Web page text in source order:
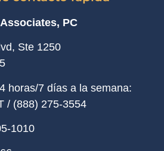
PC
Ste 1250
horas/7 días a la semana:
/ (888) 275-3554
1010